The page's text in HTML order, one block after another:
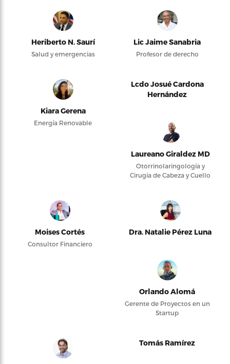
Heriberto N. Saurí
Salud y emergencias
Lic Jaime Sanabria
Profesor de derecho
Kiara Gerena
Energía Renovable
Lcdo Josué Cardona
Hernández
Laureano Giraldez MD
Otorrinolaringología y
Cirugía de Cabeza y Cuello
Moises Cortés
Consultor Financiero
Dra. Natalie Pérez Luna
Orlando Alomá
Gerente de Proyectos en un
Startup
Tomás Ramírez